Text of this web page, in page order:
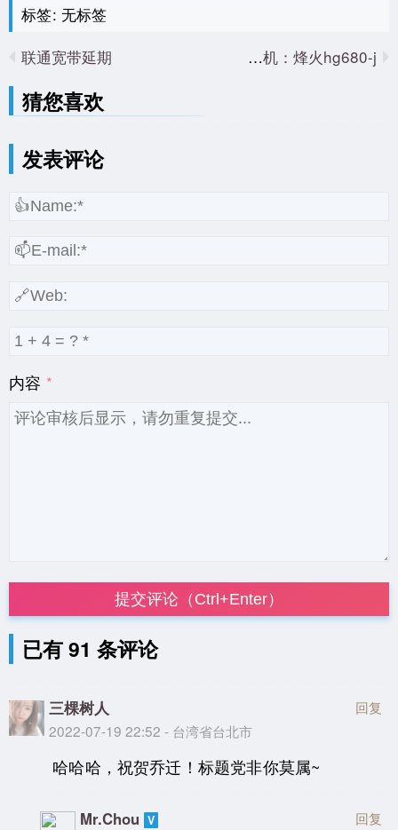
标签: 无标签
联通宽带延期
刷了个机：烽火hg680-j
猜您喜欢
发表评论
内容
提交评论（Ctrl+Enter）
已有 91 条评论
三棵树人
2022-07-19 22:52 - 台湾省台北市
回复
哈哈哈，祝贺乔迁！标题党非你莫属~
Mr.Chou 回复